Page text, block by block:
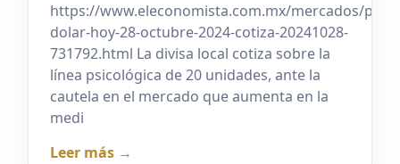
https://www.eleconomista.com.mx/mercados/
dolar-hoy-28-octubre-2024-cotiza-20241028-
731792.html La divisa local cotiza sobre la
línea psicológica de 20 unidades, ante la
cautela en el mercado que aumenta en la
medi
Leer más →